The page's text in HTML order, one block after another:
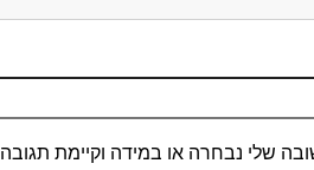
שלי נבחרה או במידה וקיימת תגובה